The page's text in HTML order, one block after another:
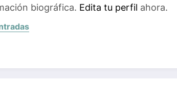
biográfica. Edita tu perfil ahora.